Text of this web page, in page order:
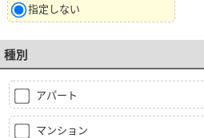
指定しない
種別
アパート
マンション